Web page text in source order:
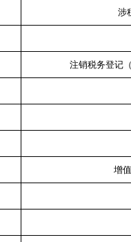
涉
注销税务登记
增